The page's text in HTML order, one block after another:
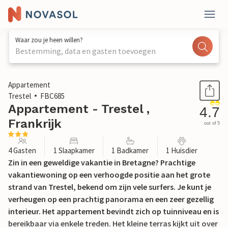
Waar zou je heen willen?
Bestemming, data en gasten toevoegen
1 / 24
Appartement
Trestel
FBC685
Appartement - Trestel ,
Frankrijk
4.7
out of 5
4 Gasten 1 Slaapkamer 1 Badkamer 1 Huisdier
Zin in een geweldige vakantie in Bretagne? Prachtige
vakantiewoning op een verhoogde positie aan het grote
strand van Trestel, bekend om zijn vele surfers. Je kunt je
verheugen op een prachtig panorama en een zeer gezellig
interieur. Het appartement bevindt zich op tuinniveau en is
bereikbaar via enkele treden. Het kleine terras kijkt uit over